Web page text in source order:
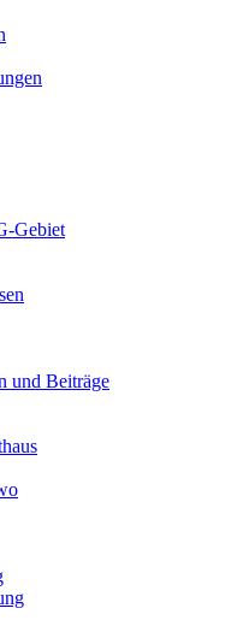
Gebiet
und Beiträge